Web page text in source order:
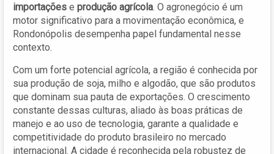
importações e produção agrícola. O agronegócio é um
motor significativo para a movimentação econômica, e
Rondonópolis desempenha papel fundamental nesse
contexto.
Com um forte potencial agrícola, a região é conhecida por
sua produção de soja, milho e algodão, que são produtos
que dominam sua pauta de exportações. O crescimento
constante dessas culturas, aliado às boas práticas de
manejo e ao uso de tecnologia, garante a qualidade e
competitividade do produto brasileiro no mercado
internacional. A cidade é reconhecida pela robustez de